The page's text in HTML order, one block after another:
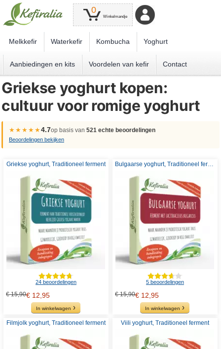
0
Winkelmandje
Melkkefir Waterkefir Kombucha Yoghurt
Aanbiedingen en kits Voordelen van kefir Contact
Griekse yoghurt kopen:
cultuur voor romige yoghurt
★★★★★4.7op basis van 521 echte beoordelingen
Beoordelingen bekijken
Griekse yoghurt, Traditioneel ferment
24 beoordelingen
€ 15,90€ 12,95
In winkelwagen
5 beoordelingen
€ 15,90€ 12,95
In winkelwagen
Filmjolk yoghurt, Traditioneel ferment Viili yoghurt, Traditioneel ferment